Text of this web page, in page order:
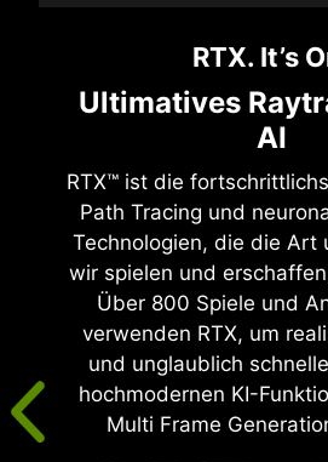
RTX. It’s
Ultimatives
AI
RTX™ ist die
Path Tracing und
Technologien, die die Art
wir spielen und
Über 800 Spiele und
verwenden RTX, um
und unglaublich
hochmodernen KI-
Multi Frame